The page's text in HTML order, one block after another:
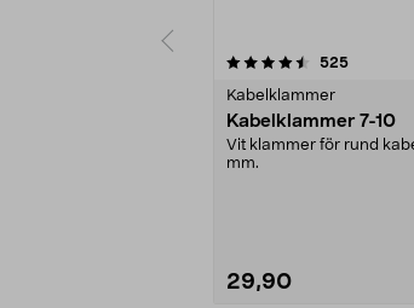
525
Kabelklammer
Kabelklammer 7-10
Vit klammer för rund
mm.
29,90
4.5 av 5 stjärnor